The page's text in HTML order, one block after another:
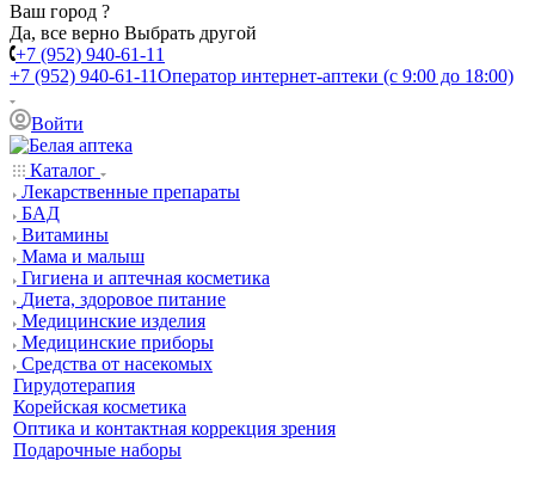
Ваш город ?
Да, все верно Выбрать другой
+7 (952) 940-61-11
+7 (952) 940-61-11Оператор интернет-аптеки (с 9:00 до 18:00)
Войти
Каталог
Лекарственные препараты
БАД
Витамины
Мама и малыш
Гигиена и аптечная косметика
Диета, здоровое питание
Медицинские изделия
Медицинские приборы
Средства от насекомых
Гирудотерапия
Корейская косметика
Оптика и контактная коррекция зрения
Подарочные наборы